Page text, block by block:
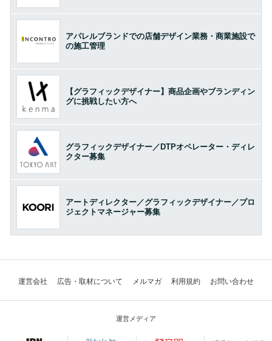
アパレルブランドでの店舗デザイン業務・商業施設で
の施工管理
【グラフィックデザイナー】商品企画やブランディン
グに挑戦したい方へ
グラフィックデザイナー／DTPオペレーター・ディレ
クター募集
アートディレクター／グラフィックデザイナー／プロ
ジェクトマネージャー募集
運営会社 広告・取材について メルマガ 利用規約 お問い合わせ
運営メディア